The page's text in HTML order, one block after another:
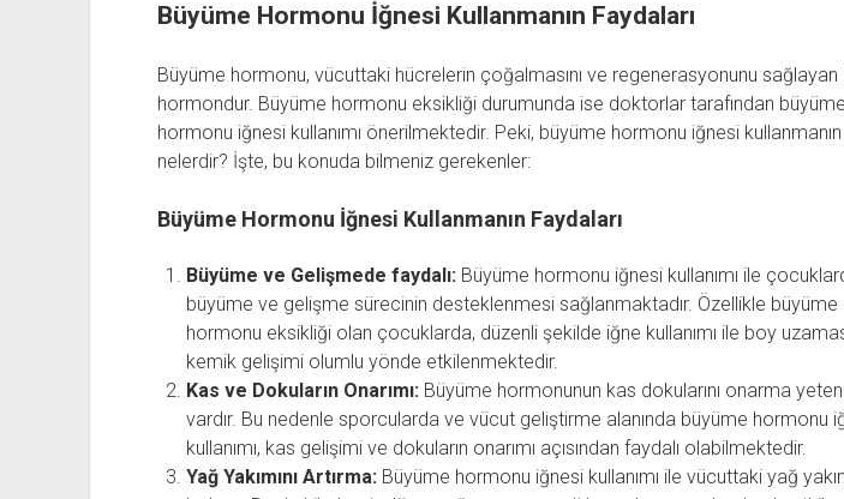
Büyüme Hormonu İğnesi Kullanmanın Faydaları
Büyüme hormonu, vücuttaki hücrelerin çoğalmasını ve regenerasyonunu sağlayan
hormondur. Büyüme hormonu eksikliği durumunda ise doktorlar tarafından büyüme
hormonu iğnesi kullanımı önerilmektedir. Peki, büyüme hormonu iğnesi kullanmanın
nelerdir? İşte, bu konuda bilmeniz gerekenler:
Büyüme Hormonu İğnesi Kullanmanın Faydaları
Büyüme ve Gelişmede faydalı: Büyüme hormonu iğnesi kullanımı ile
büyüme ve gelişme sürecinin desteklenmesi sağlanmaktadır. Özellikle büyüme
hormonu eksikliği olan çocuklarda, düzenli şekilde iğne kullanımı ile boy
kemik gelişimi olumlu yönde etkilenmektedir.
Kas ve Dokuların Onarımı: Büyüme hormonunun kas dokularını onarma
vardır. Bu nedenle sporcularda ve vücut geliştirme alanında büyüme hormonu
kullanımı, kas gelişimi ve dokuların onarımı açısından faydalı olabilmektedir.
Yağ Yakımını Artırma: Büyüme hormonu iğnesi kullanımı ile vücuttaki yağ